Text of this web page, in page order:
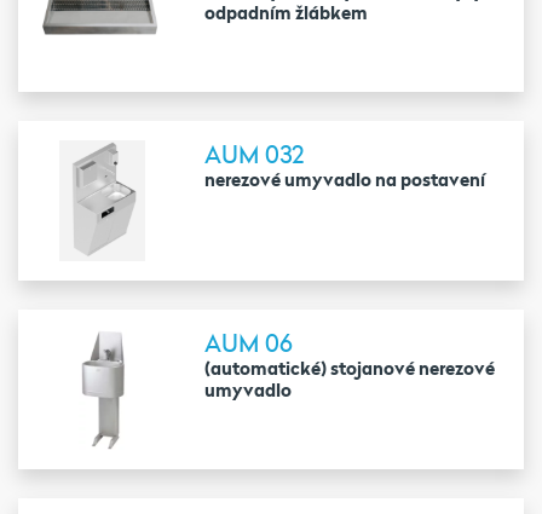
odpadním žlábkem
AUM 032
nerezové umyvadlo na postavení
AUM 06
(automatické) stojanové nerezové
umyvadlo